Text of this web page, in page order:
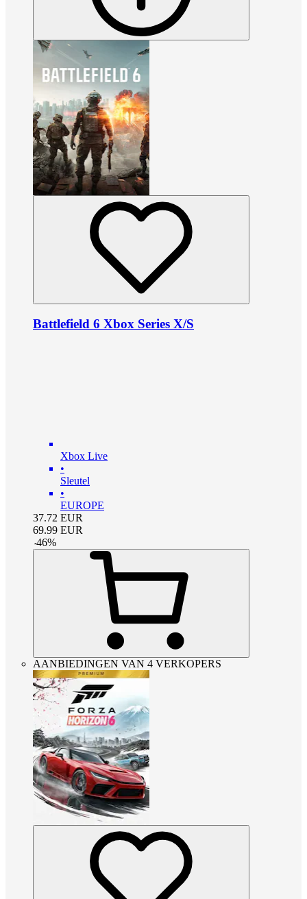
Battlefield 6 Xbox Series X/S
Xbox Live
•
Sleutel
•
EUROPE
37.72 EUR
69.99 EUR
-46%
AANBIEDINGEN VAN 4 VERKOPERS